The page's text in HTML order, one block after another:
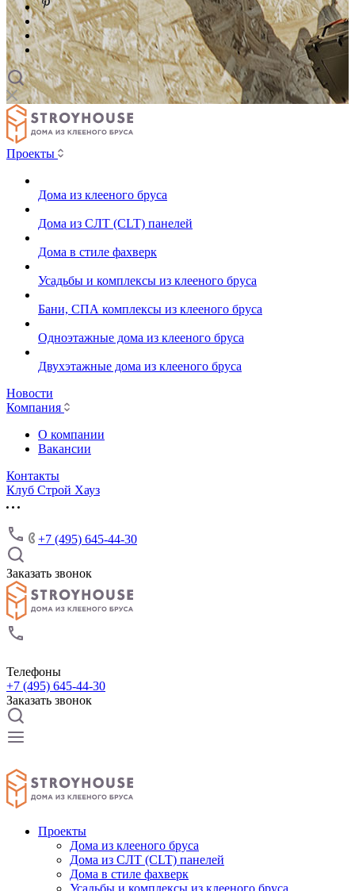
Проекты
Дома из клееного бруса
Дома из СЛТ (CLT) панелей
Дома в стиле фахверк
Усадьбы и комплексы из клееного бруса
Бани, СПА комплексы из клееного бруса
Одноэтажные дома из клееного бруса
Двухэтажные дома из клееного бруса
Новости
Компания
О компании
Вакансии
Контакты
Клуб Строй Хауз
+7 (495) 645-44-30
Заказать звонок
Телефоны
+7 (495) 645-44-30
Заказать звонок
Проекты
Дома из клееного бруса
Дома из СЛТ (CLT) панелей
Дома в стиле фахверк
Усадьбы и комплексы из клееного бруса